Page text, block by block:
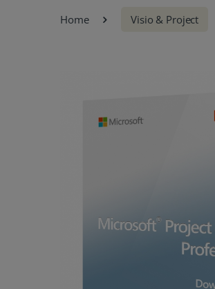
Home Visio & Project